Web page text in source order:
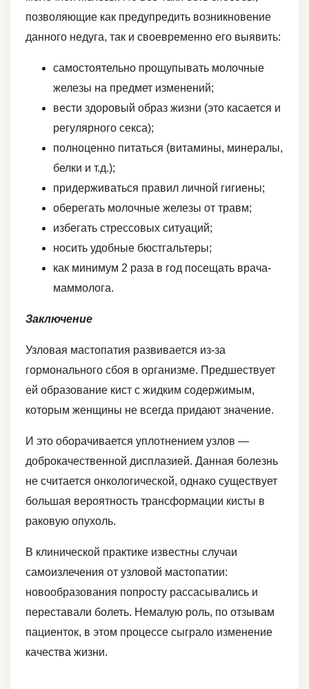
позволяющие как предупредить возникновение
данного недуга, так и своевременно его выявить:
самостоятельно прощупывать молочные
железы на предмет изменений;
вести здоровый образ жизни (это касается и
регулярного секса);
полноценно питаться (витамины, минералы,
белки и т.д.);
придерживаться правил личной гигиены;
оберегать молочные железы от травм;
избегать стрессовых ситуаций;
носить удобные бюстгальтеры;
как минимум 2 раза в год посещать врача-
маммолога.
Заключение
Узловая мастопатия развивается из-за
гормонального сбоя в организме. Предшествует
ей образование кист с жидким содержимым,
которым женщины не всегда придают значение.
И это оборачивается уплотнением узлов ―
доброкачественной дисплазией. Данная болезнь
не считается онкологической, однако существует
большая вероятность трансформации кисты в
раковую опухоль.
В клинической практике известны случаи
самоизлечения от узловой мастопатии:
новообразования попросту рассасывались и
переставали болеть. Немалую роль, по отзывам
пациенток, в этом процессе сыграло изменение
качества жизни.